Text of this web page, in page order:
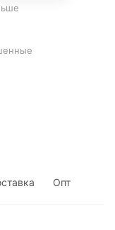
Опт